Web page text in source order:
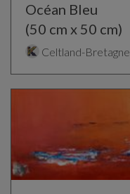
Océan Bleu
(50 cm x 50 cm)
Celtland-Bretagne